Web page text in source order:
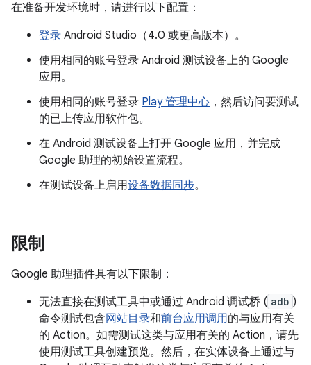
在准备开发环境时，请进行以下配置：
登录 Android Studio（4.0 或更高版本）。
使用相同的账号登录 Android 测试设备上的 Google
应用。
使用相同的账号登录 Play 管理中心 ，然后访问要测试
的已上传应用软件包。
在 Android 测试设备上打开 Google 应用，并完成
Google 助理的初始设置流程。
在测试设备上启用设备数据同步。
限制
Google 助理插件具有以下限制：
无法直接在测试工具中或通过 Android 调试桥 ( adb )
命令测试包含网站目录和前台应用调用的与应用有关
的 Action。如需测试这类与应用有关的 Action，请先
使用测试工具创建预览。然后，在实体设备上通过与